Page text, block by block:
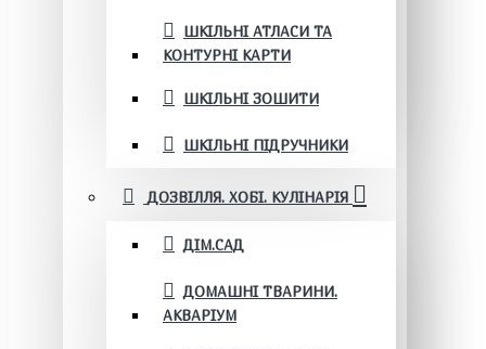
ШКІЛЬНІ АТЛАСИ ТА
КОНТУРНІ КАРТИ
ШКІЛЬНІ ЗОШИТИ
ШКІЛЬНІ ПІДРУЧНИКИ
ДОЗВІЛЛЯ. ХОБІ. КУЛІНАРІЯ
ДІМ.САД
ДОМАШНІ ТВАРИНИ.
АКВАРІУМ